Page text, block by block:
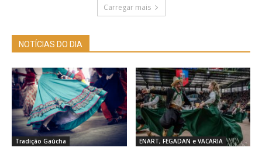
Carregar mais
NOTÍCIAS DO DIA
Tradição Gaúcha ENART, FEGADAN e VACARIA